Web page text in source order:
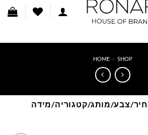
HOME » SHOP
צבע/מותג/קטגוריה/מידה